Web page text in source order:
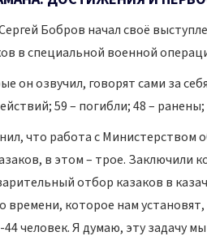
Бобров начал своё
в специальной военной
он озвучил, говорят сами за
59 – погибли; 48 –
что работа с Министерством
в этом – трое. Заключили
отбор казаков в
времени, которое нам
44 человек. Я думаю, эту задачу